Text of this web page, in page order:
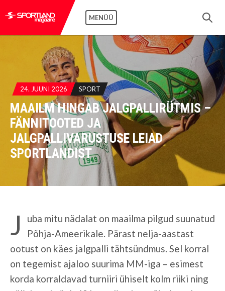
MENÜÜ
24. JUUNI 2026 SPORT
MAAILM HINGAB JALGPALLIRÜTMIS –
FÄNNITOOTED JA
JALGPALLIVARUSTUSE LEIAD
SPORTLANDIST
J
uba mitu nädalat on maailma pilgud suunatud
Põhja-Ameerikale. Pärast nelja-aastast
ootust on käes jalgpalli tähtsündmus. Sel korral
on tegemist ajaloo suurima MM-iga – esimest
korda korraldavad turniiri ühiselt kolm riiki ning